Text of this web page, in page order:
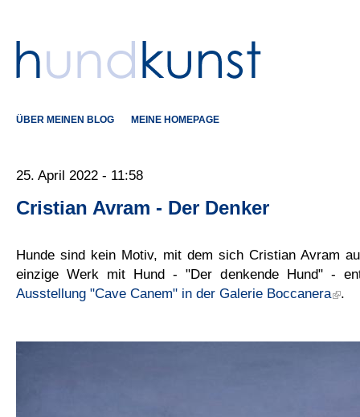
ÜBER MEINEN BLOG MEINE HOMEPAGE
25. April 2022 - 11:58
Cristian Avram - Der Denker
Hunde sind kein Motiv, mit dem sich Cristian Avram
einzige Werk mit Hund - "Der denkende Hund" -
Ausstellung "Cave Canem" in der Galerie Boccanera
.